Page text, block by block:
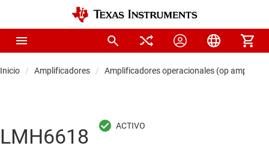
Inicio Amplificadores Amplificadores operacionales (op amps)
LMH6618